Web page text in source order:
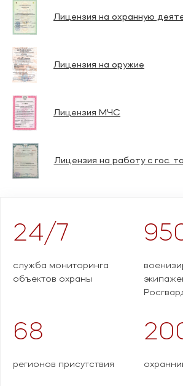
Лицензия на охранную
Лицензия на оружие
Лицензия МЧС
Лицензия на работу с гос.
24/7
служба мониторинга
объектов охраны
68
регионов присутствия